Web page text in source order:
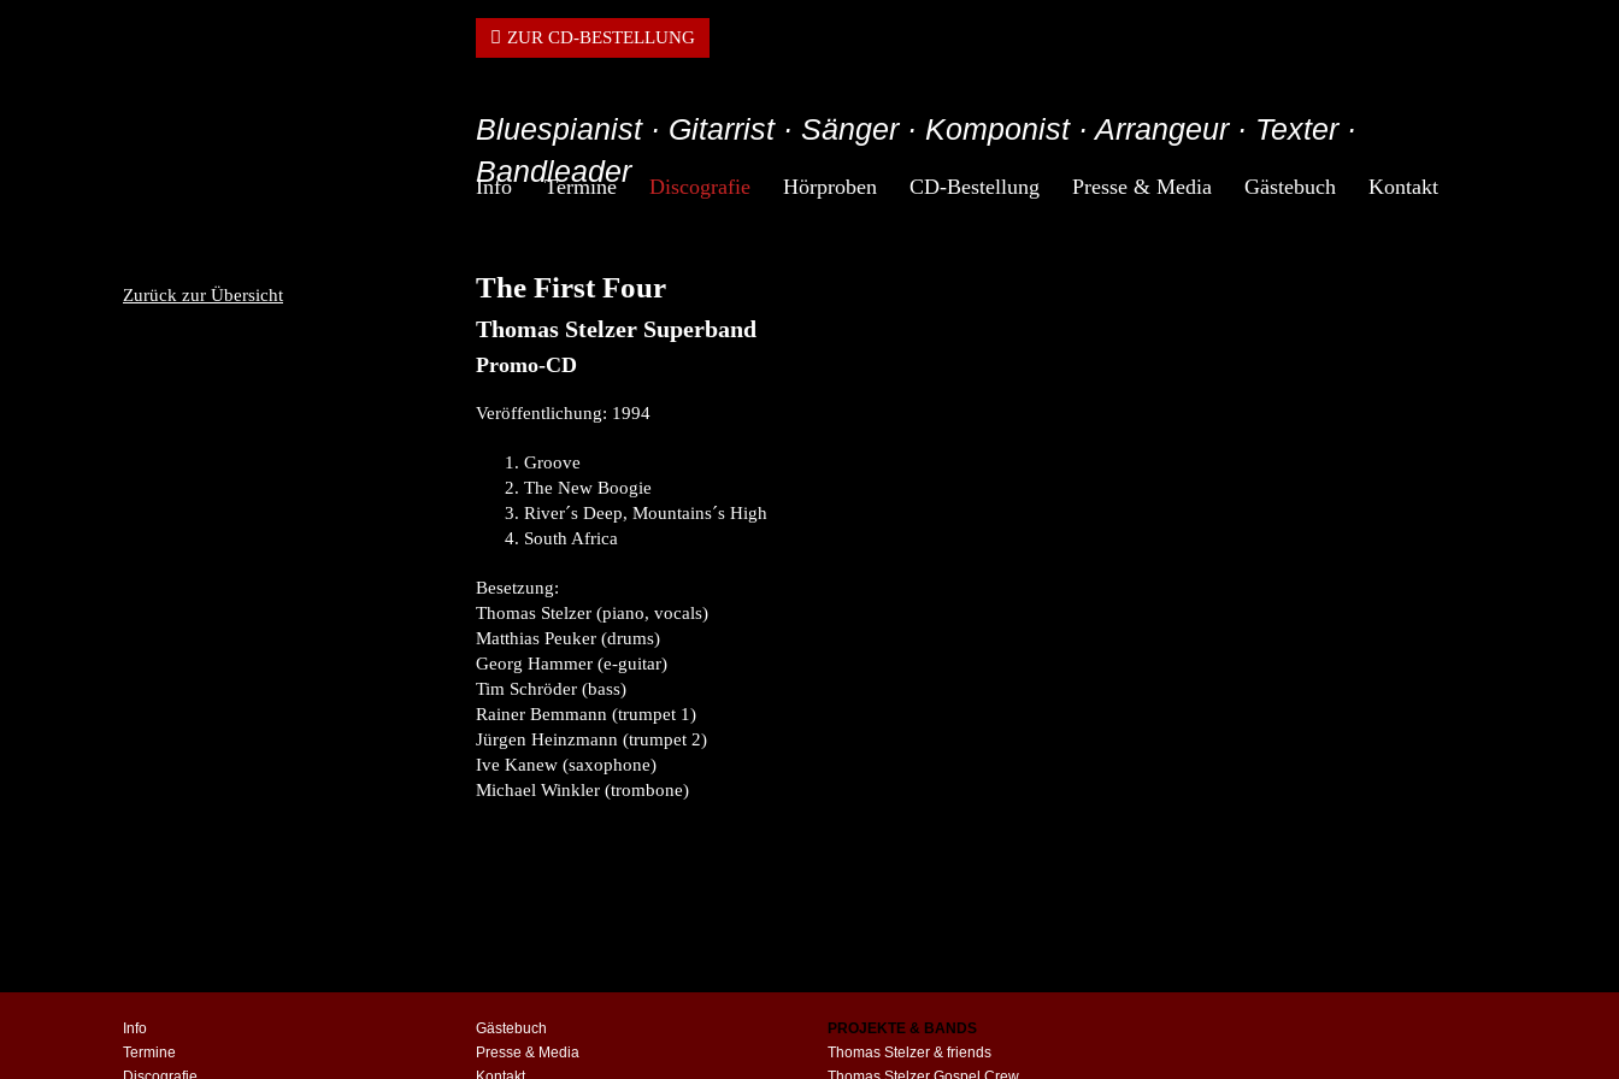
ZUR CD-BESTELLUNG
Bluespianist · Gitarrist · Sänger · Komponist · Arrangeur · Texter ·
Bandleader
Info Termine Discografie Hörproben CD-Bestellung Presse & Media Gästebuch Kontakt
Zurück zur Übersicht The First Four
Thomas Stelzer Superband
Promo-CD
Veröffentlichung: 1994
Groove
The New Boogie
River´s Deep, Mountains´s High
South Africa
Besetzung:
Thomas Stelzer (piano, vocals)
Matthias Peuker (drums)
Georg Hammer (e-guitar)
Tim Schröder (bass)
Rainer Bemmann (trumpet 1)
Jürgen Heinzmann (trumpet 2)
Ive Kanew (saxophone)
Michael Winkler (trombone)
Info
Termine
Gästebuch
Presse & Media
PROJEKTE & BANDS
Thomas Stelzer & friends